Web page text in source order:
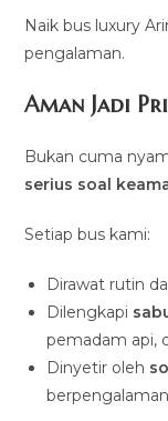
Naik bus luxury
pengalaman.
Aman Jadi
Bukan cuma
serius soal
Setiap bus kami:
Dirawat rutin
Dilengkapi
pemadam api,
Dinyetir oleh